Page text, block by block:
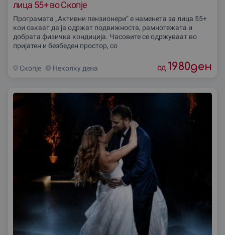
лица 55+ во Скопје
Програмата „Активни пензионери“ е наменета за лица 55+
кои сакаат да ја одржат подвижноста, рамнотежата и
добрата физичка кондиција. Часовите се одржуваат во
пријатен и безбеден простор, со
Скопjе Неколку дена од 1980ден